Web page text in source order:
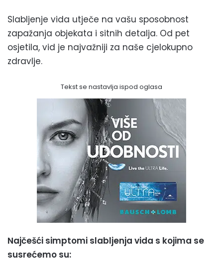
Slabljenje vida utječe na vašu sposobnost
zapažanja objekata i sitnih detalja. Od pet
osjetila, vid je najvažniji za naše cjelokupno
zdravlje.
Tekst se nastavlja ispod oglasa
Najčešći simptomi slabljenja vida s kojima se
susrećemo su: